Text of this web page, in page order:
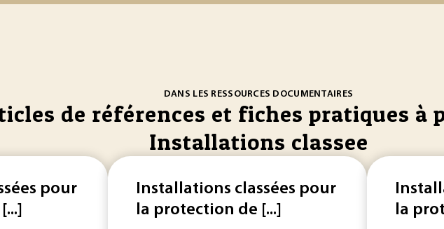
DANS LES RESSOURCES DOCUMENTAIRES
de références et fiches pratiques à
Installations classee
pour
Installations classées pour
la protection de [...]
la